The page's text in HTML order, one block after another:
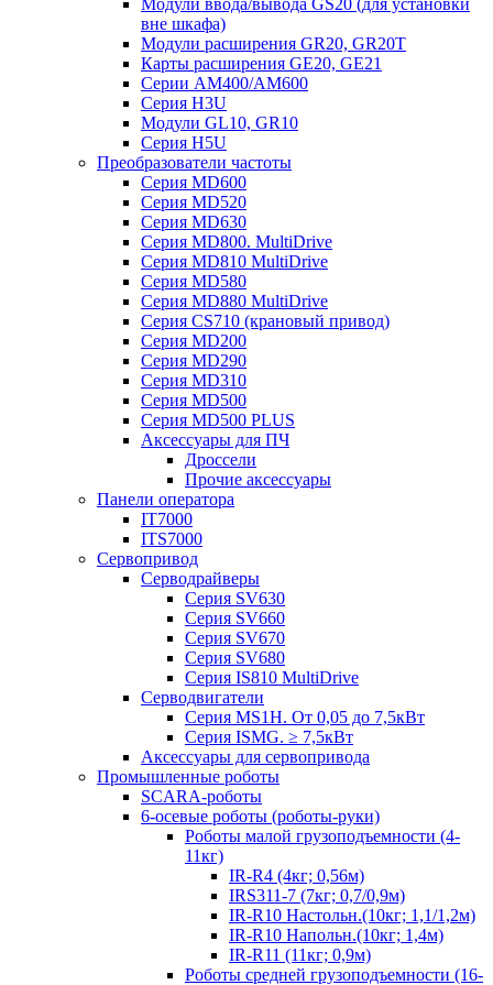
Модули ввода/вывода GS20 (для установки
вне шкафа)
Модули расширения GR20, GR20T
Карты расширения GE20, GE21
Серии AM400/AM600
Серия H3U
Модули GL10, GR10
Серия H5U
Преобразователи частоты
Серия MD600
Серия MD520
Серия MD630
Серия MD800. MultiDrive
Серия MD810 MultiDrive
Серия MD580
Серия MD880 MultiDrive
Серия CS710 (крановый привод)
Серия MD200
Серия MD290
Серия MD310
Серия MD500
Серия MD500 PLUS
Аксессуары для ПЧ
Дроссели
Прочие аксессуары
Панели оператора
IT7000
ITS7000
Сервопривод
Серводрайверы
Серия SV630
Серия SV660
Серия SV670
Серия SV680
Серия IS810 MultiDrive
Серводвигатели
Серия MS1H. От 0,05 до 7,5кВт
Серия ISMG. ≥ 7,5кВт
Аксессуары для сервопривода
Промышленные роботы
SCARA-роботы
6-осевые роботы (роботы-руки)
Роботы малой грузоподъемности (4-
11кг)
IR-R4 (4кг; 0,56м)
IRS311-7 (7кг; 0,7/0,9м)
IR-R10 Настольн.(10кг; 1,1/1,2м)
IR-R10 Напольн.(10кг; 1,4м)
IR-R11 (11кг; 0,9м)
Роботы средней грузоподъемности (16-